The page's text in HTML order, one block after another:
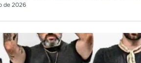
de 2026